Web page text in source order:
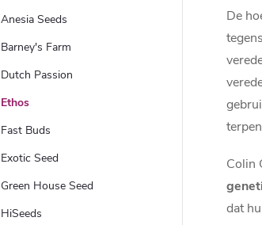
Anesia Seeds
Barney's Farm
Dutch Passion
Ethos
Fast Buds
Exotic Seed
Green House Seed
HiSeeds
De
Colin
dat